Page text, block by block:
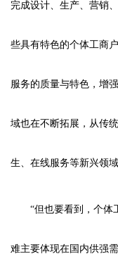
完成设计、生产、营销
些具有特色的个体工商
服务的质量与特色，增
域也在不断拓展，从传
生、在线服务等新兴领
“但也要看到，个体
难主要体现在国内供强